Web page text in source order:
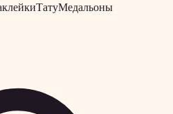
ТатуМедальоны